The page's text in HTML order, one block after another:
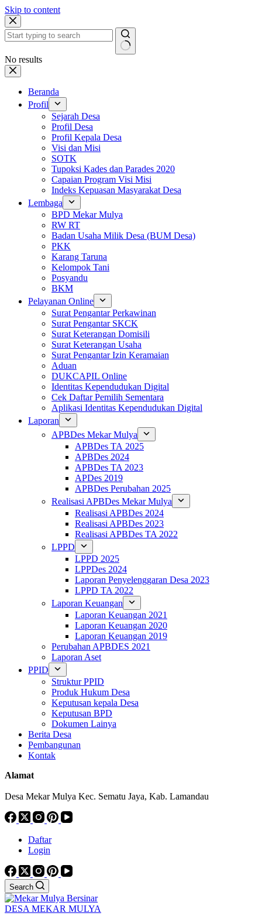
Skip to content
No results
Beranda
Profil
Sejarah Desa
Profil Desa
Profil Kepala Desa
Visi dan Misi
SOTK
Tupoksi Kades dan Parades 2020
Capaian Program Visi Misi
Indeks Kepuasan Masyarakat Desa
Lembaga
BPD Mekar Mulya
RW RT
Badan Usaha Milik Desa (BUM Desa)
PKK
Karang Taruna
Kelompok Tani
Posyandu
BKM
Pelayanan Online
Surat Pengantar Perkawinan
Surat Pengantar SKCK
Surat Keterangan Domisili
Surat Keterangan Usaha
Surat Pengantar Izin Keramaian
Aduan
DUKCAPIL Online
Identitas Kependudukan Digital
Cek Daftar Pemilih Sementara
Aplikasi Identitas Kependudukan Digital
Laporan
APBDes Mekar Mulya
APBDes TA 2025
APBDes 2024
APBDes TA 2023
APDes 2019
APBDes Perubahan 2025
Realisasi APBDes Mekar Mulya
Realisasi APBDes 2024
Realisasi APBDes 2023
Realisasi APBDes TA 2022
LPPD
LPPD 2025
LPPDes 2024
Laporan Penyelenggaran Desa 2023
LPPD TA 2022
Laporan Keuangan
Laporan Keuangan 2021
Laporan Keuangan 2020
Laporan Keuangan 2019
Perubahan APBDES 2021
Laporan Aset
PPID
Struktur PPID
Produk Hukum Desa
Keputusan kepala Desa
Keputusan BPD
Dokumen Lainya
Berita Desa
Pembangunan
Kontak
Alamat
Desa Mekar Mulya Kec. Sematu Jaya, Kab. Lamandau
Daftar
Login
Search
DESA MEKAR MULYA